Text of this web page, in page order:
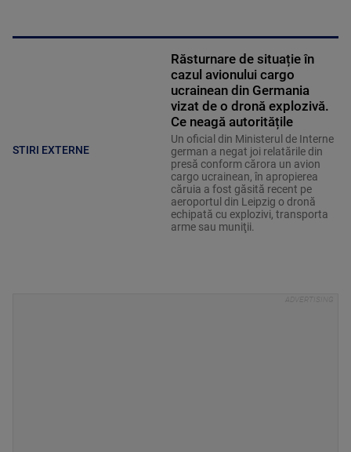
STIRI EXTERNE
Răsturnare de situație în
cazul avionului cargo
ucrainean din Germania
vizat de o dronă explozivă.
Ce neagă autoritățile
Un oficial din Ministerul de Interne
german a negat joi relatările din
presă conform cărora un avion
cargo ucrainean, în apropierea
căruia a fost găsită recent pe
aeroportul din Leipzig o dronă
echipată cu explozivi, transporta
arme sau muniţii.